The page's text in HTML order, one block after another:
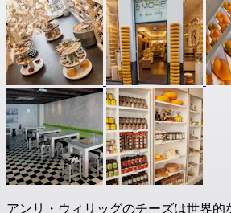
アンリ・ウィリッグのチーズは世界的